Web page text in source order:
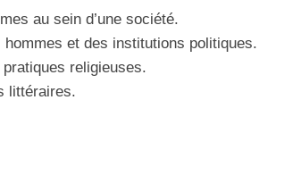
au sein d’une société.
et des institutions politiques.
religieuses.
littéraires.